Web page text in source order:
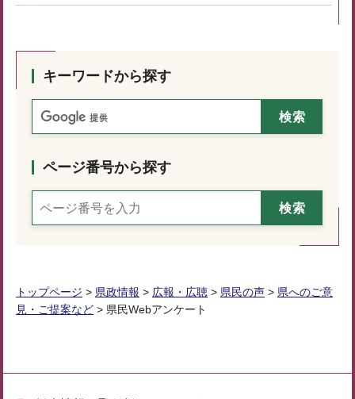
キーワードから探す
ページ番号から探す
トップページ > 県政情報 > 広報・広聴 > 県民の声 > 県へのご意
見・ご提案など > 県民Webアンケート